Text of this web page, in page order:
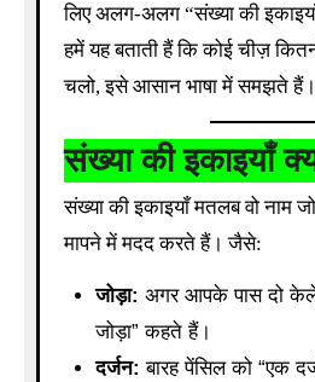
लिए अलग-अलग “संख्या की
हमें यह बताती हैं कि कोई चीज़
चलो, इसे आसान भाषा में समझते हैं।
संख्या की इकाइयाँ
संख्या की इकाइयाँ मतलब वो नाम
मापने में मदद करते हैं। जैसे:
जोड़ा: अगर आपके पास दो
जोड़ा” कहते हैं।
दर्जन: बारह पेंसिल को “एक